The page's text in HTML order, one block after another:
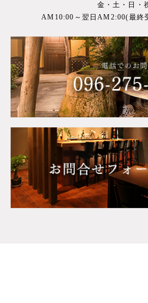
金・土・日・
AM10:00～翌日AM2:00(最終